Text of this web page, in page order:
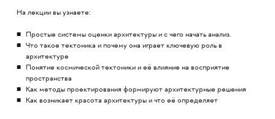
На лекции вы узнаете:
Простые системы оценки архитектуры и с чего начать анализ.
Что такое тектоника и почему она играет ключевую роль в
архитектуре
Понятие космической тектоники и её влияние на восприятие
пространства
Как методы проектирования формируют архитектурные решения
Как возникает красота архитектуры и что её определяет